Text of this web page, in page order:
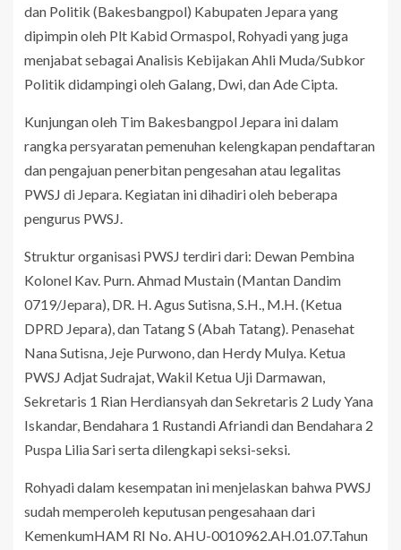
dan Politik (Bakesbangpol) Kabupaten Jepara yang
dipimpin oleh Plt Kabid Ormaspol, Rohyadi yang juga
menjabat sebagai Analisis Kebijakan Ahli Muda/Subkor
Politik didampingi oleh Galang, Dwi, dan Ade Cipta.
Kunjungan oleh Tim Bakesbangpol Jepara ini dalam
rangka persyaratan pemenuhan kelengkapan pendaftaran
dan pengajuan penerbitan pengesahan atau legalitas
PWSJ di Jepara. Kegiatan ini dihadiri oleh beberapa
pengurus PWSJ.
Struktur organisasi PWSJ terdiri dari: Dewan Pembina
Kolonel Kav. Purn. Ahmad Mustain (Mantan Dandim
0719/Jepara), DR. H. Agus Sutisna, S.H., M.H. (Ketua
DPRD Jepara), dan Tatang S (Abah Tatang). Penasehat
Nana Sutisna, Jeje Purwono, dan Herdy Mulya. Ketua
PWSJ Adjat Sudrajat, Wakil Ketua Uji Darmawan,
Sekretaris 1 Rian Herdiansyah dan Sekretaris 2 Ludy Yana
Iskandar, Bendahara 1 Rustandi Afriandi dan Bendahara 2
Puspa Lilia Sari serta dilengkapi seksi-seksi.
Rohyadi dalam kesempatan ini menjelaskan bahwa PWSJ
sudah memperoleh keputusan pengesahaan dari
KemenkumHAM RI No. AHU-0010962.AH.01.07.Tahun